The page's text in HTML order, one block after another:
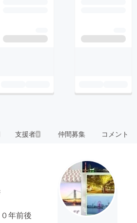
支援者9 仲間募集 コメント
年前後